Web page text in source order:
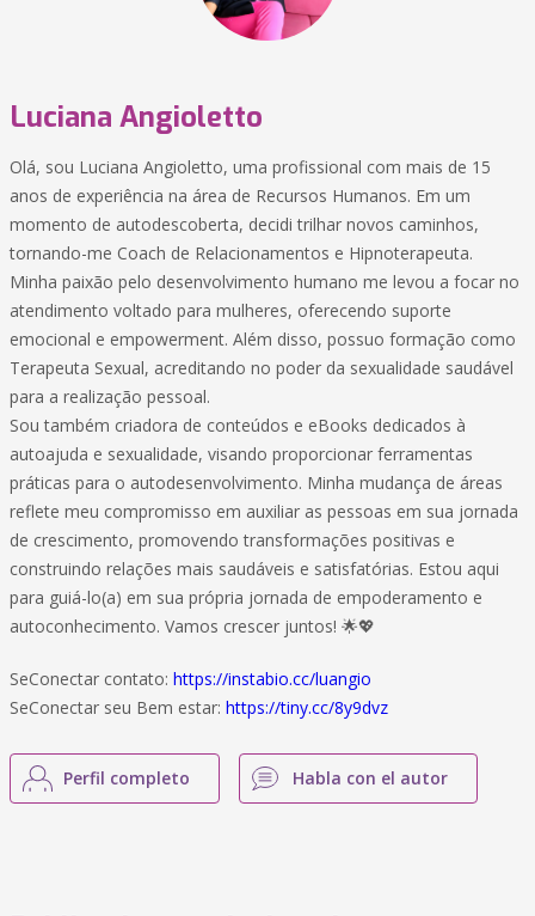
Luciana Angioletto
Olá, sou Luciana Angioletto, uma profissional com mais de 15
anos de experiência na área de Recursos Humanos. Em um
momento de autodescoberta, decidi trilhar novos caminhos,
tornando-me Coach de Relacionamentos e Hipnoterapeuta.
Minha paixão pelo desenvolvimento humano me levou a focar no
atendimento voltado para mulheres, oferecendo suporte
emocional e empowerment. Além disso, possuo formação como
Terapeuta Sexual, acreditando no poder da sexualidade saudável
para a realização pessoal.
Sou também criadora de conteúdos e eBooks dedicados à
autoajuda e sexualidade, visando proporcionar ferramentas
práticas para o autodesenvolvimento. Minha mudança de áreas
reflete meu compromisso em auxiliar as pessoas em sua jornada
de crescimento, promovendo transformações positivas e
construindo relações mais saudáveis e satisfatórias. Estou aqui
para guiá-lo(a) em sua própria jornada de empoderamento e
autoconhecimento. Vamos crescer juntos! 🌟💖
SeConectar contato: https://instabio.cc/luangio
SeConectar seu Bem estar: https://tiny.cc/8y9dvz
Perfil completo Habla con el autor